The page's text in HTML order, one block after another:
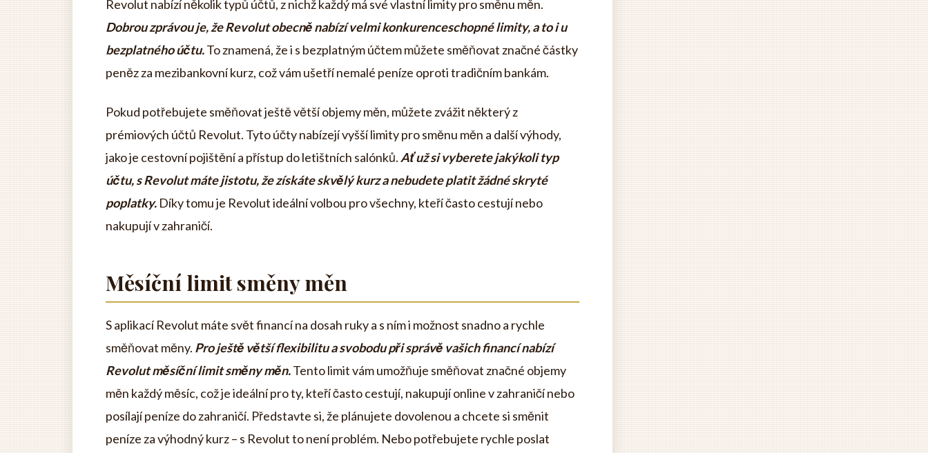
Revolut nabízí několik typů účtů, z nichž každý má své vlastní limity pro směnu měn.
Dobrou zprávou je, že Revolut obecně nabízí velmi konkurenceschopné limity, a to i u
bezplatného účtu.To znamená, že i s bezplatným účtem můžete směňovat značné částky
peněz za mezibankovní kurz, což vám ušetří nemalé peníze oproti tradičním bankám.
Pokud potřebujete směňovat ještě větší objemy měn, můžete zvážit některý z
prémiových účtů Revolut. Tyto účty nabízejí vyšší limity pro směnu měn a další výhody,
jako je cestovní pojištění a přístup do letištních salónků. Ať už si vyberete jakýkoli typ
účtu, s Revolut máte jistotu, že získáte skvělý kurz a nebudete platit žádné skryté
poplatky. Díky tomu je Revolut ideální volbou pro všechny, kteří často cestují nebo
nakupují v zahraničí.
Měsíční limit směny měn
S aplikací Revolut máte svět financí na dosah ruky a s ním i možnost snadno a rychle
směňovat měny. Pro ještě větší flexibilitu a svobodu při správě vašich financí nabízí
Revolut měsíční limit směny měn.Tento limit vám umožňuje směňovat značné objemy
měn každý měsíc, což je ideální pro ty, kteří často cestují, nakupují online v zahraničí nebo
posílají peníze do zahraničí. Představte si, že plánujete dovolenou a chcete si směnit
peníze za výhodný kurz – s Revolut to není problém. Nebo potřebujete rychle poslat